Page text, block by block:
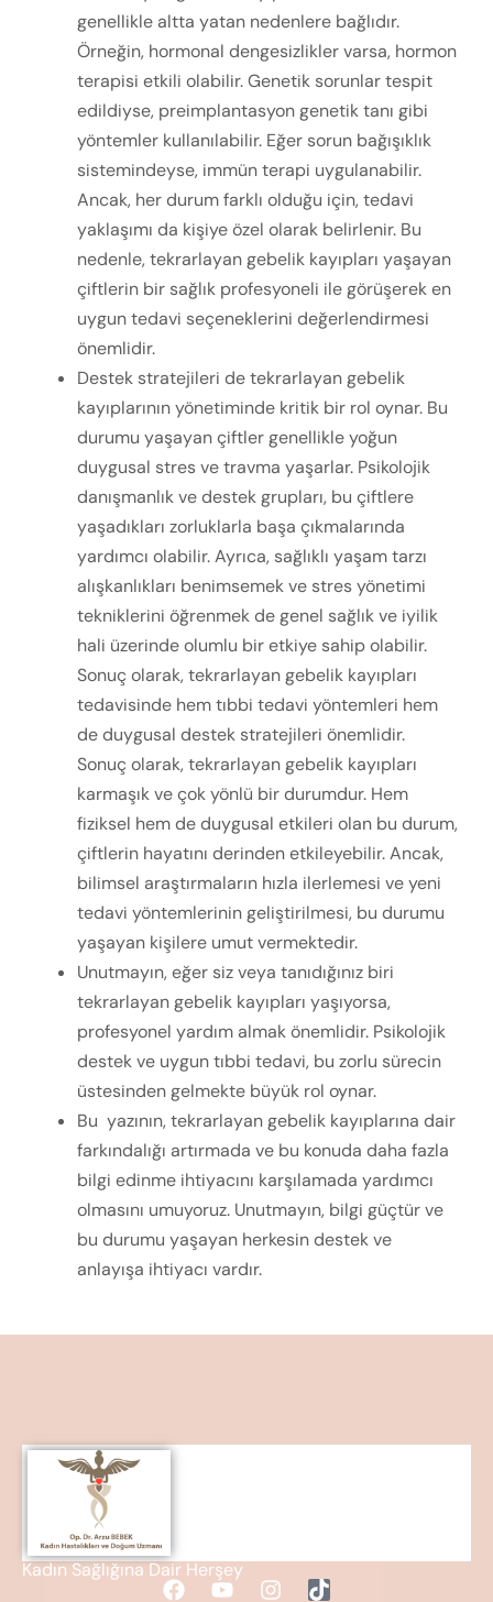
genellikle altta yatan nedenlere bağlıdır.
Örneğin, hormonal dengesizlikler varsa, hormon
terapisi etkili olabilir. Genetik sorunlar tespit
edildiyse, preimplantasyon genetik tanı gibi
yöntemler kullanılabilir. Eğer sorun bağışıklık
sistemindeyse, immün terapi uygulanabilir.
Ancak, her durum farklı olduğu için, tedavi
yaklaşımı da kişiye özel olarak belirlenir. Bu
nedenle, tekrarlayan gebelik kayıpları yaşayan
çiftlerin bir sağlık profesyoneli ile görüşerek en
uygun tedavi seçeneklerini değerlendirmesi
önemlidir.
Destek stratejileri de tekrarlayan gebelik
kayıplarının yönetiminde kritik bir rol oynar. Bu
durumu yaşayan çiftler genellikle yoğun
duygusal stres ve travma yaşarlar. Psikolojik
danışmanlık ve destek grupları, bu çiftlere
yaşadıkları zorluklarla başa çıkmalarında
yardımcı olabilir. Ayrıca, sağlıklı yaşam tarzı
alışkanlıkları benimsemek ve stres yönetimi
tekniklerini öğrenmek de genel sağlık ve iyilik
hali üzerinde olumlu bir etkiye sahip olabilir.
Sonuç olarak, tekrarlayan gebelik kayıpları
tedavisinde hem tıbbi tedavi yöntemleri hem
de duygusal destek stratejileri önemlidir.
Sonuç olarak, tekrarlayan gebelik kayıpları
karmaşık ve çok yönlü bir durumdur. Hem
fiziksel hem de duygusal etkileri olan bu durum,
çiftlerin hayatını derinden etkileyebilir. Ancak,
bilimsel araştırmaların hızla ilerlemesi ve yeni
tedavi yöntemlerinin geliştirilmesi, bu durumu
yaşayan kişilere umut vermektedir.
Unutmayın, eğer siz veya tanıdığınız biri
tekrarlayan gebelik kayıpları yaşıyorsa,
profesyonel yardım almak önemlidir. Psikolojik
destek ve uygun tıbbi tedavi, bu zorlu sürecin
üstesinden gelmekte büyük rol oynar.
Bu yazının, tekrarlayan gebelik kayıplarına dair
farkındalığı artırmada ve bu konuda daha fazla
bilgi edinme ihtiyacını karşılamada yardımcı
olmasını umuyoruz. Unutmayın, bilgi güçtür ve
bu durumu yaşayan herkesin destek ve
anlayışa ihtiyacı vardır.
Kadın Sağlığına Dair Herşey